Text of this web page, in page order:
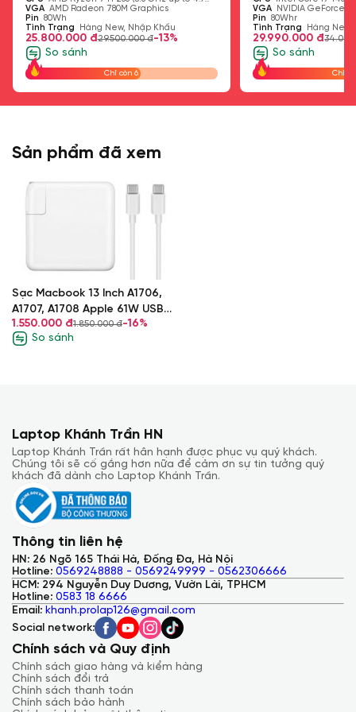
Địa chỉ: Số 26 Ngõ 165 Thái Hà, Đống Đa, Hà
Nội.
5600MHz (up
to 96GB)
SSD
100% sRGB
GHz, 8 Cores, 16 Threads, 16MB Cache)
VGA AMD Radeon 780M Graphics
Pin 80Wh
Tình Trạng
Hàng New, Nhập Khẩu
25.800.000 đ29.500.000 đ-13%
So sánh
Chỉ còn 6
SO-DIMM/
Nâng cấp)
SSD
Threads, 2.2 GHz Base,
Cache)
VGA
NVIDIA GeForce
Pin
80Whr
Tình Trạng
Hàng
29.990.000 đ
So sánh
Chỉ
Sản phẩm đã xem
Sạc Macbook 13 Inch A1706,
A1707, A1708 Apple 61W USB
Type-C
1.550.000 đ1.850.000 đ-16%
So sánh
Laptop Khánh Trần HN
Laptop Khánh Trần rất hân hạnh được phục vụ quý khách.
Chúng tôi sẽ cố gắng hơn nữa để cảm ơn sự tin tưởng quý
khách đã dành cho Laptop Khánh Trần.
Thông tin liên hệ
HN: 26 Ngõ 165 Thái Hà, Đống Đa, Hà Nội
Hotline: 0569248888 - 0569249999 - 0562306666
HCM: 294 Nguyễn Duy Dương, Vườn Lài, TPHCM
Hotline: 0583 18 6666
Email: khanh.prolap126@gmail.com
Social network:
Chính sách và Quy định
Chính sách giao hàng và kiểm hàng
Chính sách đổi trả
Chính sách thanh toán
Chính sách bảo hành